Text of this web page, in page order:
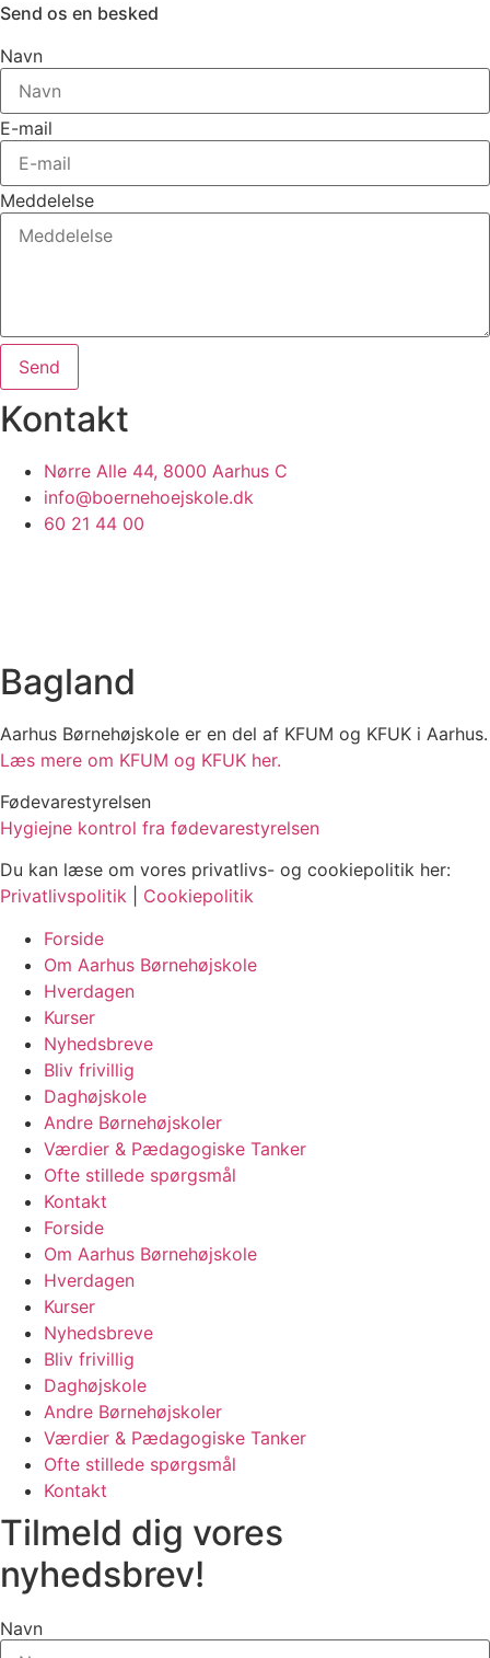
Send os en besked
Navn
E-mail
Meddelelse
Send
Kontakt
Nørre Alle 44, 8000 Aarhus C
info@boernehoejskole.dk
60 21 44 00
Bagland
Aarhus Børnehøjskole er en del af KFUM og KFUK i Aarhus.
Læs mere om KFUM og KFUK her.
Fødevarestyrelsen
Hygiejne kontrol fra fødevarestyrelsen
Du kan læse om vores privatlivs- og cookiepolitik her:
Privatlivspolitik
Cookiepolitik
Forside
Om Aarhus Børnehøjskole
Hverdagen
Kurser
Nyhedsbreve
Bliv frivillig
Daghøjskole
Andre Børnehøjskoler
Værdier & Pædagogiske Tanker
Ofte stillede spørgsmål
Kontakt
Forside
Om Aarhus Børnehøjskole
Hverdagen
Kurser
Nyhedsbreve
Bliv frivillig
Daghøjskole
Andre Børnehøjskoler
Værdier & Pædagogiske Tanker
Ofte stillede spørgsmål
Kontakt
Tilmeld dig vores
nyhedsbrev!
Navn